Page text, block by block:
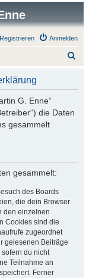
Anmelden
Registrieren
G. Enne“
die Daten
gesammelt
gesammelt:
des Boards
die dein Browser
den einzelnen
Cookies sind die
zugeordnet
gelesenen Beiträge
du nicht
Teilnahme an
Ferner